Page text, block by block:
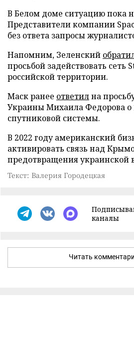
В Белом доме ситуацию пока
Представители компании
без ответа запросы
Напомним, Зеленский
просьбой задействовать сеть
российской территории.
Маск ранее ответилна
Украины Михаила Федорова
спутниковой системы.
В 2022 году американский
активировать связь над
предотвращения украинской
Текст: Валерия Городецкая
каналы
Читать